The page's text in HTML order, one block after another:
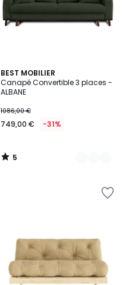
BEST MOBILIER
Canapé Convertible 3 places -
ALBANE
1086,00 €
749,00 € -31%
5
/
5
6
Couleurs
5
/